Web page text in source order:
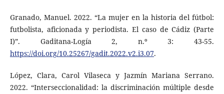
Granado, Manuel. 2022. “La mujer en la historia del fútbol:
futbolista, aficionada y periodista. El caso de Cádiz (Parte
I)”. Gaditana-Logía 2, n.º 3: 43-55.
https://doi.org/10.25267/gadit.2022.v2.i3.07.
López, Clara, Carol Vilaseca y Jazmín Mariana Serrano.
2022. “Interseccionalidad: la discriminación múltiple desde